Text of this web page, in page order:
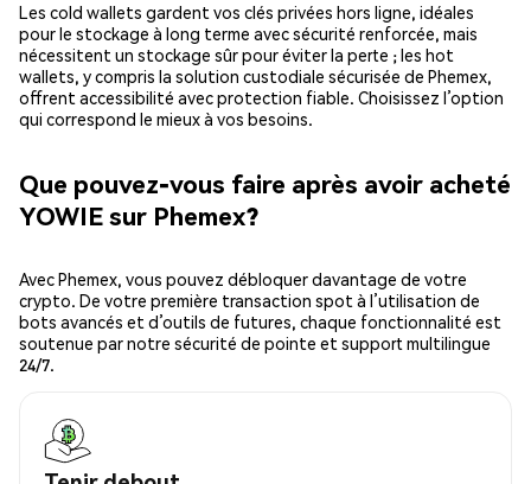
Les cold wallets gardent vos clés privées hors ligne, idéales
pour le stockage à long terme avec sécurité renforcée, mais
nécessitent un stockage sûr pour éviter la perte ; les hot
wallets, y compris la solution custodiale sécurisée de Phemex,
offrent accessibilité avec protection fiable. Choisissez l’option
qui correspond le mieux à vos besoins.
Que pouvez-vous faire après avoir acheté
YOWIE sur Phemex?
Avec Phemex, vous pouvez débloquer davantage de votre
crypto. De votre première transaction spot à l’utilisation de
bots avancés et d’outils de futures, chaque fonctionnalité est
soutenue par notre sécurité de pointe et support multilingue
24/7.